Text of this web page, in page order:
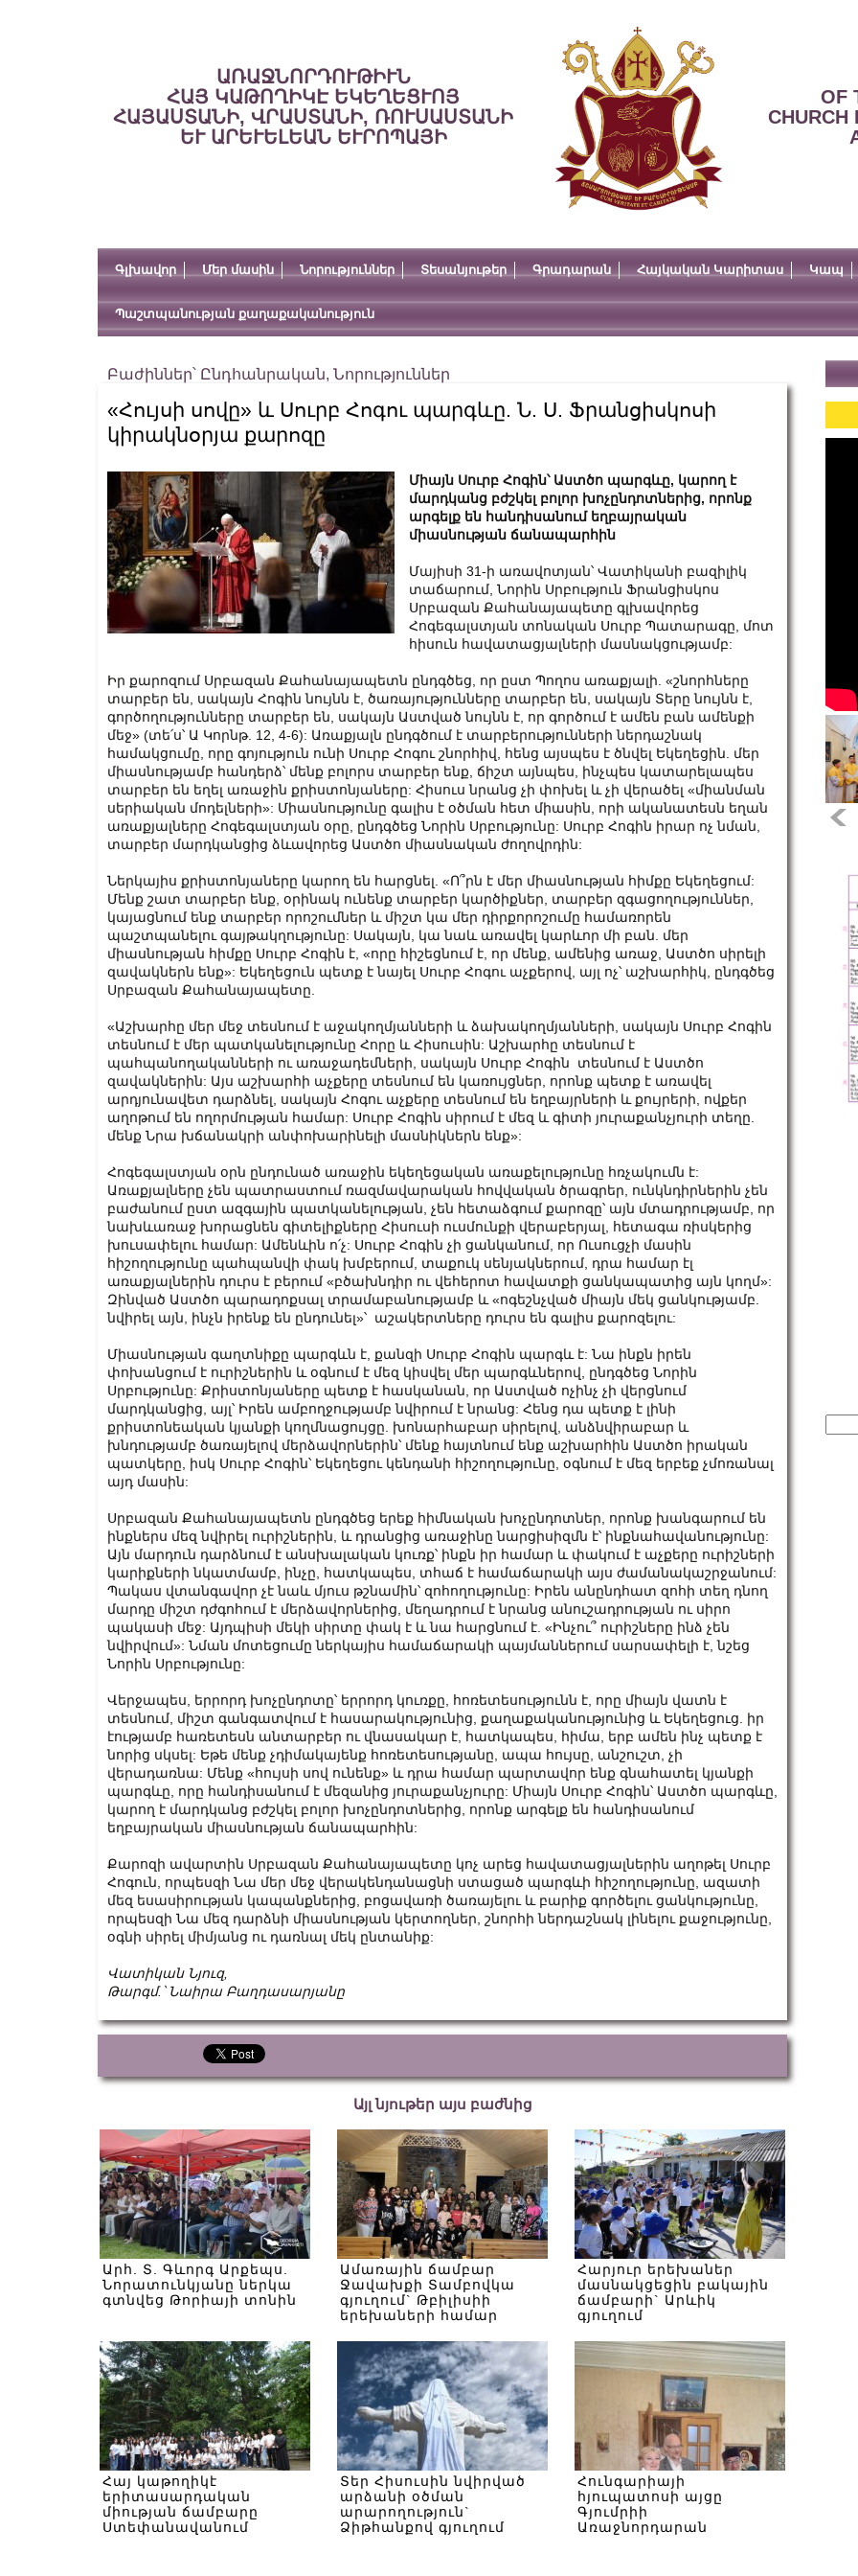
ԱՌԱՋՆՈՐԴՈՒԹԻՒՆ
ՀԱՅ ԿԱԹՈՂԻԿԷ ԵԿԵՂԵՑՒՈՅ
ՀԱՅԱՍՏԱՆԻ, ՎՐԱՍՏԱՆԻ, ՌՈՒՍԱՍՏԱՆԻ
ԵՒ ԱՐԵՒԵԼԵԱՆ ԵՒՐՈՊԱՅԻ
OF
CHURCH
Գլխավոր Մեր մասին Նորություններ Տեսանյութեր Գրադարան Հայկական Կարիտաս Կապ
Պաշտպանության քաղաքականություն
Բաժիններ՝ Ընդհանրական, Նորություններ
«Հույսի սովը» և Սուրբ Հոգու պարգևը. Ն. Ս. Ֆրանցիսկոսի
կիրակնօրյա քարոզը
Միայն Սուրբ Հոգին՝ Աստծո պարգևը, կարող է
մարդկանց բժշկել բոլոր խոչընդոտներից, որոնք
արգելք են հանդիսանում եղբայրական
միասնության ճանապարհին
Մայիսի 31-ի առավոտյան՝ Վատիկանի բազիլիկ
տաճարում, Նորին Սրբություն Ֆրանցիսկոս
Սրբազան Քահանայապետը գլխավորեց
Հոգեգալստյան տոնական Սուրբ Պատարագը, մոտ
հիսուն հավատացյալների մասնակցությամբ:
Իր քարոզում Սրբազան Քահանայապետն ընդգծեց, որ ըստ Պողոս առաքյալի. «շնորհները
տարբեր են, սակայն Հոգին նույնն է, ծառայությունները տարբեր են, սակայն Տերը նույնն է,
գործողությունները տարբեր են, սակայն Աստված նույնն է, որ գործում է ամեն բան ամենքի
մեջ» (տե՛ս՝ Ա Կորնթ. 12, 4-6): Առաքյալն ընդգծում է տարբերությունների ներդաշնակ
համակցումը, որը գոյություն ունի Սուրբ Հոգու շնորհիվ, հենց այսպես է ծնվել Եկեղեցին. մեր
միասնությամբ հանդերձ՝ մենք բոլորս տարբեր ենք, ճիշտ այնպես, ինչպես կատարելապես
տարբեր են եղել առաջին քրիստոնյաները: Հիսուս նրանց չի փոխել և չի վերածել «միանման
սերիական մոդելների»: Միասնությունը գալիս է օծման հետ միասին, որի ականատեսն եղան
առաքյալները Հոգեգալստյան օրը, ընդգծեց Նորին Սրբությունը: Սուրբ Հոգին իրար ոչ նման,
տարբեր մարդկանցից ձևավորեց Աստծո միասնական ժողովրդին:
Ներկայիս քրիստոնյաները կարող են հարցնել. «Ո՞րն է մեր միասնության հիմքը Եկեղեցում:
Մենք շատ տարբեր ենք, օրինակ ունենք տարբեր կարծիքներ, տարբեր զգացողություններ,
կայացնում ենք տարբեր որոշումներ և միշտ կա մեր դիրքորոշումը համառորեն
պաշտպանելու գայթակղությունը: Սակայն, կա նաև առավել կարևոր մի բան. մեր
միասնության հիմքը Սուրբ Հոգին է, «որը հիշեցնում է, որ մենք, ամենից առաջ, Աստծո սիրելի
զավակներն ենք»: Եկեղեցուն պետք է նայել Սուրբ Հոգու աչքերով, այլ ոչ՝ աշխարհիկ, ընդգծեց
Սրբազան Քահանայապետը.
«Աշխարհը մեր մեջ տեսնում է աջակողմյանների և ձախակողմյանների, սակայն Սուրբ Հոգին
տեսնում է մեր պատկանելությունը Հորը և Հիսուսին: Աշխարհը տեսնում է
պահպանողականների ու առաջադեմների, սակայն Սուրբ Հոգին տեսնում է Աստծո
զավակներին: Այս աշխարհի աչքերը տեսնում են կառույցներ, որոնք պետք է առավել
արդյունավետ դարձնել, սակայն Հոգու աչքերը տեսնում են եղբայրների և քույրերի, ովքեր
աղոթում են ողորմության համար: Սուրբ Հոգին սիրում է մեզ և գիտի յուրաքանչյուրի տեղը.
մենք Նրա խճանակրի անփոխարինելի մասնիկներն ենք»:
Հոգեգալստյան օրն ընդունած առաջին եկեղեցական առաքելությունը հռչակումն է:
Առաքյալները չեն պատրաստում ռազմավարական հովվական ծրագրեր, ունկնդիրներին չեն
բաժանում ըստ ազգային պատկանելության, չեն հետաձգում քարոզը՝ այն մտադրությամբ, որ
նախևառաջ խորացնեն գիտելիքները Հիսուսի ուսմունքի վերաբերյալ, հետագա ռիսկերից
խուսափելու համար: Ամենևին ո՛չ: Սուրբ Հոգին չի ցանկանում, որ Ուսուցչի մասին
հիշողությունը պահպանվի փակ խմբերում, տաքուկ սենյակներում, դրա համար էլ
առաքյալներին դուրս է բերում «բծախնդիր ու վեհերոտ հավատքի ցանկապատից այն կողմ»:
Զինված Աստծո պարադոքսալ տրամաբանությամբ և «ոգեշնչված միայն մեկ ցանկությամբ.
նվիրել այն, ինչն իրենք են ընդունել»՝ աշակերտները դուրս են գալիս քարոզելու:
Միասնության գաղտնիքը պարգևն է, քանզի Սուրբ Հոգին պարգև է: Նա ինքն իրեն
փոխանցում է ուրիշներին և օգնում է մեզ կիսվել մեր պարգևներով, ընդգծեց Նորին
Սրբությունը: Քրիստոնյաները պետք է հասկանան, որ Աստված ոչինչ չի վերցնում
մարդկանցից, այլ՝ Իրեն ամբողջությամբ նվիրում է նրանց: Հենց դա պետք է լինի
քրիստոնեական կյանքի կողմնացույցը. խոնարհաբար սիրելով, անձնվիրաբար և
խնդությամբ ծառայելով մերձավորներին՝ մենք հայտնում ենք աշխարհին Աստծո իրական
պատկերը, իսկ Սուրբ Հոգին՝ Եկեղեցու կենդանի հիշողությունը, օգնում է մեզ երբեք չմոռանալ
այդ մասին:
Սրբազան Քահանայապետն ընդգծեց երեք հիմնական խոչընդոտներ, որոնք խանգարում են
ինքներս մեզ նվիրել ուրիշներին, և դրանցից առաջինը նարցիսիզմն է՝ ինքնահավանությունը:
Այն մարդուն դարձնում է անսխալական կուռք՝ ինքն իր համար և փակում է աչքերը ուրիշների
կարիքների նկատմամբ, ինչը, հատկապես, տհաճ է համաճարակի այս ժամանակաշրջանում:
Պակաս վտանգավոր չէ նաև մյուս թշնամին՝ զոհողությունը: Իրեն անընդհատ զոհի տեղ դնող
մարդը միշտ դժգոհում է մերձավորներից, մեղադրում է նրանց անուշադրության ու սիրո
պակասի մեջ: Այդպիսի մեկի սիրտը փակ է և նա հարցնում է. «Ինչու՞ ուրիշները ինձ չեն
նվիրվում»: Նման մոտեցումը ներկայիս համաճարակի պայմաններում սարսափելի է, նշեց
Նորին Սրբությունը:
Վերջապես, երրորդ խոչընդոտը՝ երրորդ կուռքը, հոռետեսությունն է, որը միայն վատն է
տեսնում, միշտ գանգատվում է հասարակությունից, քաղաքականությունից և Եկեղեցուց. իր
էությամբ հառետեսն անտարբեր ու վնասակար է, հատկապես, հիմա, երբ ամեն ինչ պետք է
նորից սկսել: Եթե մենք չդիմակայենք հոռետեսությանը, ապա հույսը, անշուշտ, չի
վերադառնա: Մենք «հույսի սով ունենք» և դրա համար պարտավոր ենք գնահատել կյանքի
պարգևը, որը հանդիսանում է մեզանից յուրաքանչյուրը: Միայն Սուրբ Հոգին՝ Աստծո պարգևը,
կարող է մարդկանց բժշկել բոլոր խոչընդոտներից, որոնք արգելք են հանդիսանում
եղբայրական միասնության ճանապարհին:
Քարոզի ավարտին Սրբազան Քահանայապետը կոչ արեց հավատացյալներին աղոթել Սուրբ
Հոգուն, որպեսզի Նա մեր մեջ վերակենդանացնի ստացած պարգևի հիշողությունը, ազատի
մեզ եսասիրության կապանքներից, բոցավառի ծառայելու և բարիք գործելու ցանկությունը,
որպեսզի Նա մեզ դարձնի միասնության կերտողներ, շնորհի ներդաշնակ լինելու քաջությունը,
օգնի սիրել միմյանց ու դառնալ մեկ ընտանիք:
Վատիկան Նյուզ,
Թարգմ.՝ Նաիրա Բաղդասարյանը
Այլ նյութեր այս բաժնից
Արհ. Տ. Գևորգ Արքեպս.
Նորատունկյանը ներկա
գտնվեց Թորիայի տոնին
Ամառային ճամբար
Ջավախքի Տամբովկա
գյուղում` Թբիլիսիի
երեխաների համար
Հարյուր երեխաներ
մասնակցեցին բակային
ճամբարի` Արևիկ
գյուղում
Հայ կաթողիկէ
երիտասարդական
միության ճամբարը
Ստեփանավանում
Տեր Հիսուսին նվիրված
արձանի օծման
արարողություն`
Ձիթհանքով գյուղում
Հունգարիայի
հյուպատոսի այցը
Գյումրիի
Առաջնորդարան
for: